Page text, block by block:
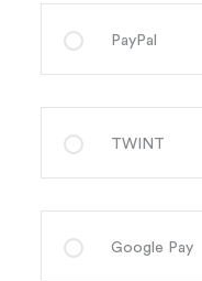
PayPal
TWINT
Google Pay